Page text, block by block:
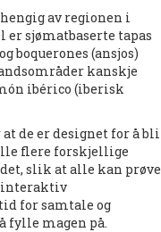
av regionen i
er sjømatbaserte tapas
boquerones (ansjos)
kanskje
ibérico (iberisk
de er designet for å bli
flere forskjellige
slik at alle kan prøve
interaktiv
for samtale og
fylle magen på.